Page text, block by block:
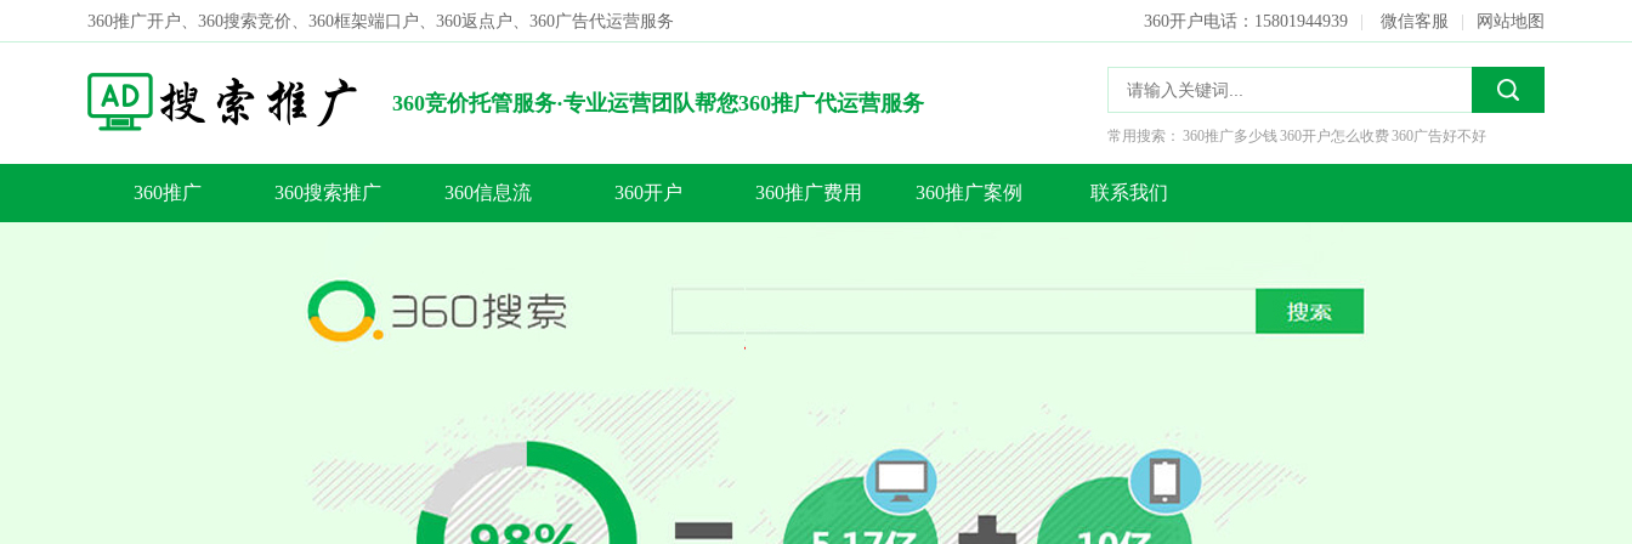
360推广开户、360搜索竞价、360框架端口户、360返点户、360广告代运营服务 360开户电话：15801944939 微信客服 网站地图
360竞价托管服务·专业运营团队帮您360推广代运营服务
搜索
常用搜索： 360推广多少钱360开户怎么收费360广告好不好
360推广 360搜索推广 360信息流 360开户 360推广费用 360推广案例 联系我们
什么？